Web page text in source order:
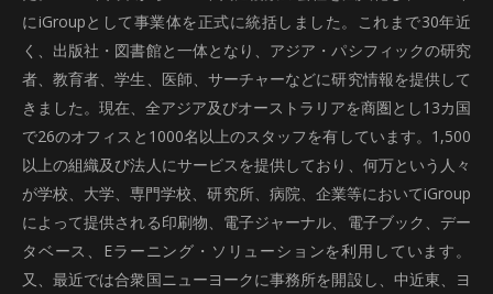
にiGroupとして事業体を正式に統括しました。これまで30年近
く、出版社・図書館と一体となり、アジア・パシフィックの研究
者、教育者、学生、医師、サーチャーなどに研究情報を提供して
きました。現在、全アジア及びオーストラリアを商圏とし13カ国
で26のオフィスと1000名以上のスタッフを有しています。1,500
以上の組織及び法人にサービスを提供しており、何万という人々
が学校、大学、専門学校、研究所、病院、企業等においてiGroup
によって提供される印刷物、電子ジャーナル、電子ブック、デー
タベース、Eラーニング・ソリューションを利用しています。
又、最近では合衆国ニューヨークに事務所を開設し、中近東、ヨ